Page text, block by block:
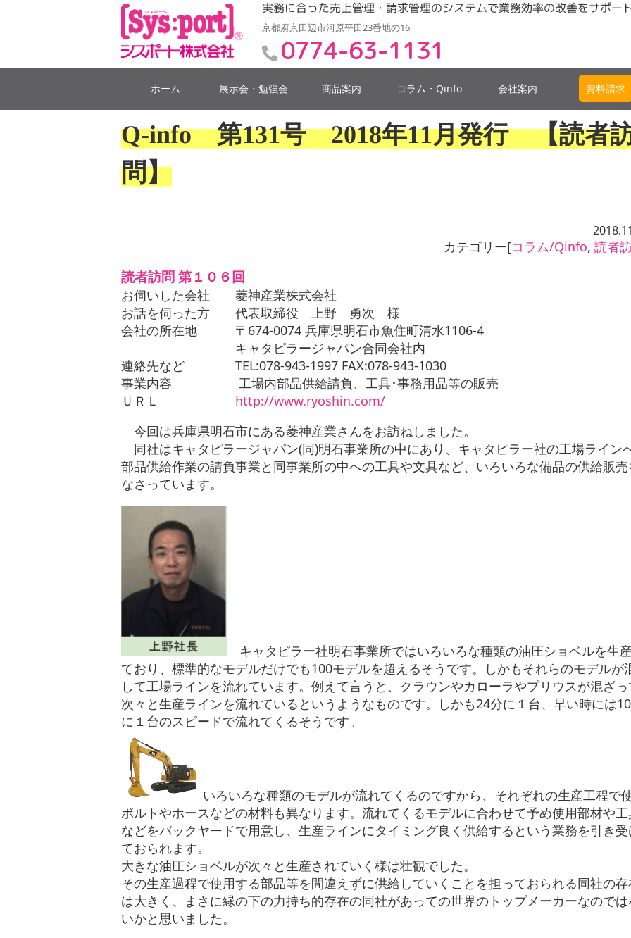
実務に合った売上管理・請求管理のシステムで業務効率の改善をサポー
京都府京田辺市河原平田23番地の16
0774-63-1131
ホーム 展示会・勉強会 商品案内 コラム・Qinfo 会社案内 資料請求
Q-info 第131号 2018年11月発行 【読者
問】
カテゴリー[コラム/Qinfo, 読者
読者訪問 第１０６回
お伺いした会社 菱神産業株式会社
お話を伺った方 代表取締役 上野 勇次 様
会社の所在地 〒674-0074 兵庫県明石市魚住町清水1106-4
キャタピラージャパン合同会社内
連絡先など TEL:078-943-1997 FAX:078-943-1030
事業内容 工場内部品供給請負、工具･事務用品等の販売
ＵＲＬ http://www.ryoshin.com/
今回は兵庫県明石市にある菱神産業さんをお訪ねしました。
同社はキャタピラージャパン(同)明石事業所の中にあり、キャタピラー社の工場ライン
部品供給作業の請負事業と同事業所の中への工具や文具など、いろいろな備品の供給販
なさっています。
キャタピラー社明石事業所ではいろいろな種類の油圧ショベルを生
ており、標準的なモデルだけでも100モデルを超えるそうです。しかもそれらのモデルが
して工場ラインを流れています。例えて言うと、クラウンやカローラやプリウスが混ざ
次々と生産ラインを流れているというようなものです。しかも24分に１台、早い時には
に１台のスピードで流れてくるそうです。
いろいろな種類のモデルが流れてくるのですから、それぞれの生産工程で
ボルトやホースなどの材料も異なります。流れてくるモデルに合わせて予め使用部材や
などをバックヤードで用意し、生産ラインにタイミング良く供給するという業務を引き
ておられます。
大きな油圧ショベルが次々と生産されていく様は壮観でした。
その生産過程で使用する部品等を間違えずに供給していくことを担っておられる同社の
は大きく、まさに縁の下の力持ち的存在の同社があっての世界のトップメーカーなので
いかと思いました。